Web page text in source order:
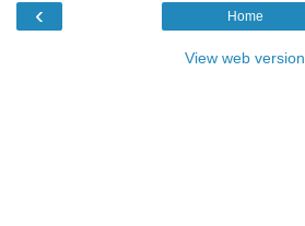
‹ Home
View web version